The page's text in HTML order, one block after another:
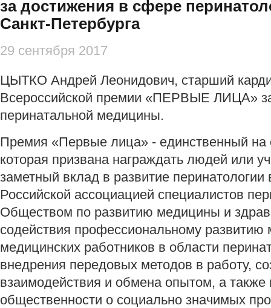
за достижения в сфере
Санкт-Петербурга
29 сентября 2017
ЦЫТКО Андрей Леонидович, старший
Всероссийской премии «ПЕРВЫЕ ЛИЦА»
перинатальной медицины.
Премия «Первые лица» - единственный на
которая призвана награждать людей или
заметный вклад в развитие
Российской ассоциацией специалистов
Обществом по развитию медицины и
содействия профессиональному
медицинских работников в области
внедрения передовых методов в работу,
взаимодействия и обмена опытом, а
общественности о социально значимых